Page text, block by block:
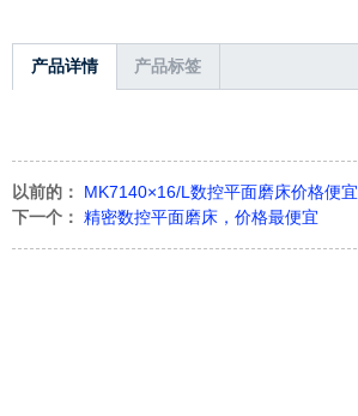
产品详情 产品标签
以前的：
MK7140×16/L数控平面磨床价格便宜
下一个： 精密数控平面磨床，价格最便宜